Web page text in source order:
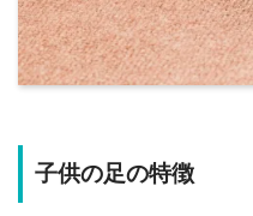
子供の足の特徴